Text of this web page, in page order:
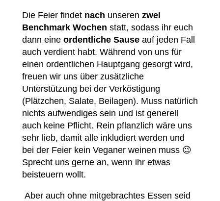
Die Feier findet nach unseren zwei
Benchmark Wochen statt, sodass ihr euch
dann eine ordentliche Sauseauf jeden Fall
auch verdient habt. Während von uns für
einen ordentlichen Hauptgang gesorgt wird,
freuen wir uns über zusätzliche
Unterstützung bei der Verköstigung
(Plätzchen, Salate, Beilagen). Muss natürlich
nichts aufwendiges sein und ist generell
auch keine Pflicht. Rein pflanzlich wäre uns
sehr lieb, damit alle inkludiert werden und
bei der Feier kein Veganer weinen muss 😉
Sprecht uns gerne an, wenn ihr etwas
beisteuern wollt.
Aber auch ohne mitgebrachtes Essen seid